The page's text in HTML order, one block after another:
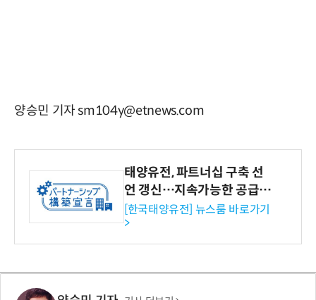
양승민 기자 sm104y@etnews.com
태양유전, 파트너십 구축 선
언 갱신…지속가능한 공급망
협력 강화
[한국태양유전] 뉴스룸 바로가기
>